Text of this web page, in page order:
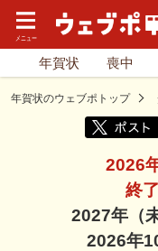
年賀状 喪中
年賀状のウェブポトップ
2026
終
2027年（
2026年